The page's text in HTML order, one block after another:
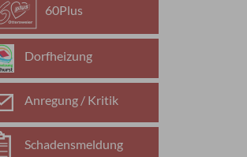
60Plus
Dorfheizung
Anregung / Kritik
Schadensmeldung